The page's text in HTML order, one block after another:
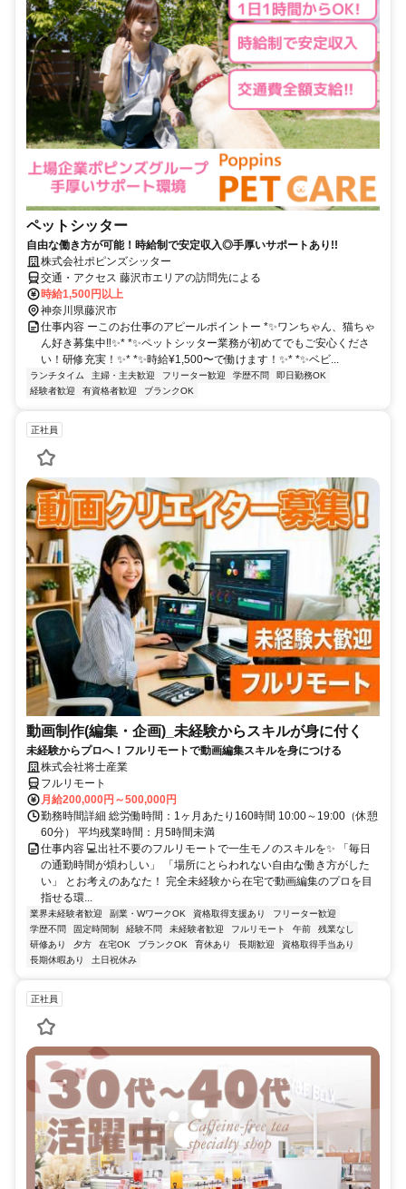
ペットシッター
自由な働き方が可能！時給制で安定収入◎手厚いサポートあり!!
株式会社ポピンズシッター
交通・アクセス 藤沢市エリアの訪問先による
時給1,500円以上
神奈川県藤沢市
仕事内容 ーこのお仕事のアピールポイントー *✨ワンちゃん、猫ちゃ
ん好き募集中‼✨* *✨ペットシッター業務が初めてでもご安心くださ
い！研修充実！✨* *✨時給¥1,500〜で働けます！✨* *✨ベビ...
ランチタイム 主婦・主夫歓迎 フリーター歓迎 学歴不問
即日勤務OK
経験者歓迎
有資格者歓迎 ブランクOK
正社員
動画制作(編集・企画)_未経験からスキルが身に付く
未経験からプロへ！フルリモートで動画編集スキルを身につける
株式会社将士産業
フルリモート
月給200,000円～500,000円
勤務時間詳細 総労働時間：1ヶ月あたり160時間 10:00～19:00（休憩
60分） 平均残業時間：月5時間未満
仕事内容 💻出社不要のフルリモートで一生モノのスキルを✨ 「毎日
の通勤時間が煩わしい」 「場所にとらわれない自由な働き方がした
い」 とお考えのあなた！ 完全未経験から在宅で動画編集のプロを目
指せる環...
業界未経験者歓迎 副業・WワークOK 資格取得支援あり
フリーター歓迎
学歴不問
固定時間制 経験不問 未経験者歓迎 フルリモート 午前
残業なし
研修あり
夕方 在宅OK ブランクOK 育休あり 長期歓迎
資格取得手当あり
長期休暇あり
土日祝休み
正社員